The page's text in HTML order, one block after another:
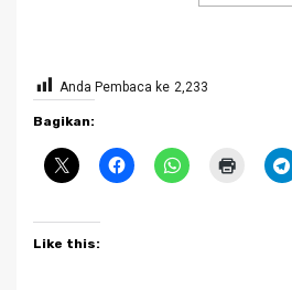
Anda Pembaca ke 2,233
Bagikan:
Like this: